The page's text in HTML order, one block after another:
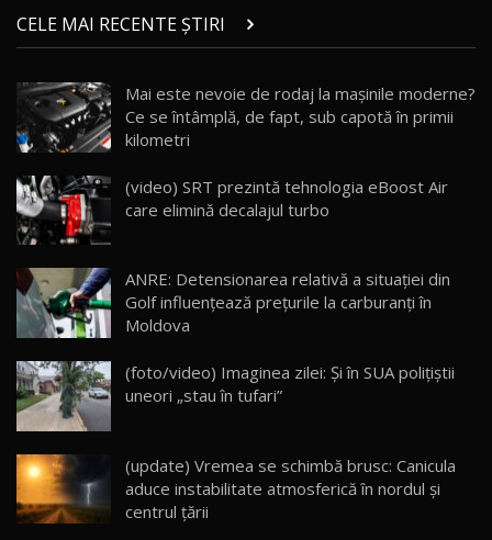
chinez care face lumea să se întoarcă după el
/ AutoBlog.MD
17:27
15 14:37
16
AutoBlogMD
13:10
17 20:06
30:08
AutoBlog.MD
23:36
20
Noul ZEEKR 7X / Test Drive AutoBlog.MD
29:08
CELE MAI RECENTE ȘTIRI
Mai este nevoie de rodaj la mașinile moderne?
Ce se întâmplă, de fapt, sub capotă în primii
kilometri
(video) SRT prezintă tehnologia eBoost Air
care elimină decalajul turbo
ANRE: Detensionarea relativă a situației din
Golf influențează prețurile la carburanți în
Moldova
(foto/video) Imaginea zilei: Și în SUA polițiștii
uneori „stau în tufari”
(update) Vremea se schimbă brusc: Canicula
aduce instabilitate atmosferică în nordul și
centrul țării